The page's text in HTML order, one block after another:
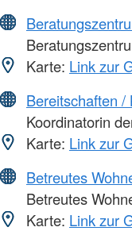
Karte: Link zur
Bereitschaften /
Koordinatorin
Karte: Link zur
Betreutes
Betreutes
Karte: Link zur